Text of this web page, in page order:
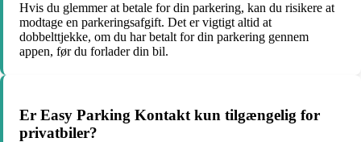
Hvis du glemmer at betale for din parkering, kan du risikere at
modtage en parkeringsafgift. Det er vigtigt altid at
dobbelttjekke, om du har betalt for din parkering gennem
appen, før du forlader din bil.
Er Easy Parking Kontakt kun tilgængelig for
privatbiler?